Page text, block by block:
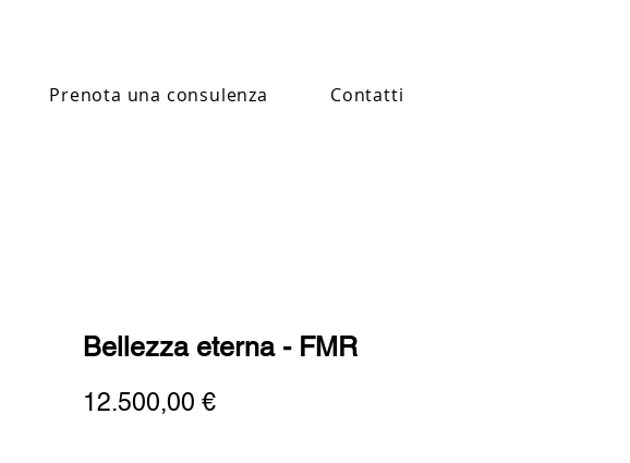
Prenota una consulenza Contatti
Bellezza eterna - FMR
12.500,00 €Prezzo